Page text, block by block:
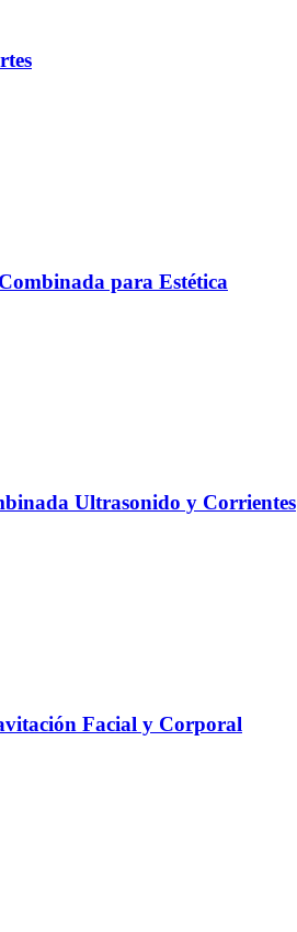
para Estética
Ultrasonido y Corrientes
Facial y Corporal